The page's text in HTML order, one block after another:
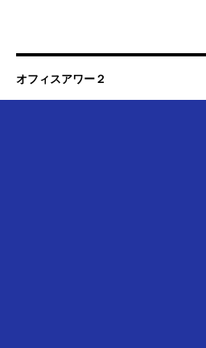
オフィスアワー２